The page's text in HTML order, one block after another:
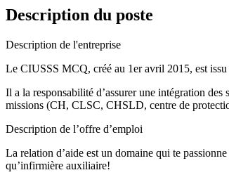
Description du poste
Description de l'entreprise
Le CIUSSS MCQ, créé au 1er avril 2015, est issu
Il a la responsabilité d’assurer une intégration
missions (CH, CLSC, CHSLD, centre de
Description de l’offre d’emploi
La relation d’aide est un domaine qui te
qu’infirmière auxiliaire!